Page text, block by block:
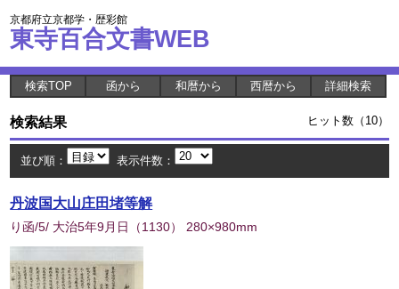
京都府立京都学・歴彩館
東寺百合文書WEB
検索TOP 函から 和暦から 西暦から 詳細検索
検索結果 ヒット数（10）
並び順： 表示件数：
丹波国大山庄田堵等解
り函/5/ 大治5年9月日 （1130） 280×980mm